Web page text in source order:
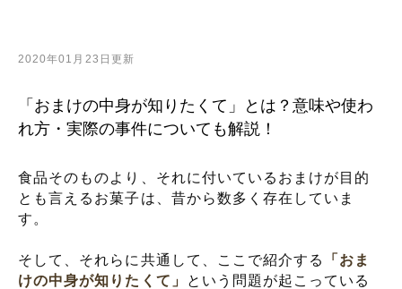
2020年01月23日更新
「おまけの中身が知りたくて」とは？意味や使わ
れ方・実際の事件についても解説！
食品そのものより、それに付いているおまけが目的
とも言えるお菓子は、昔から数多く存在していま
す。
そして、それらに共通して、ここで紹介する
「おま
けの中身が知りたくて」
という問題が起こっている